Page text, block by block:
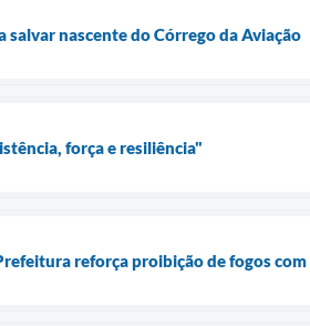
nascente do Córrego da Aviação
força e resiliência"
reforça proibição de fogos